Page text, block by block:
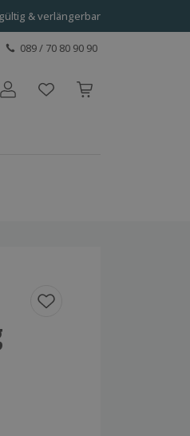
& verlängerbar
089 / 70 80 90 90
Benutzerkonto